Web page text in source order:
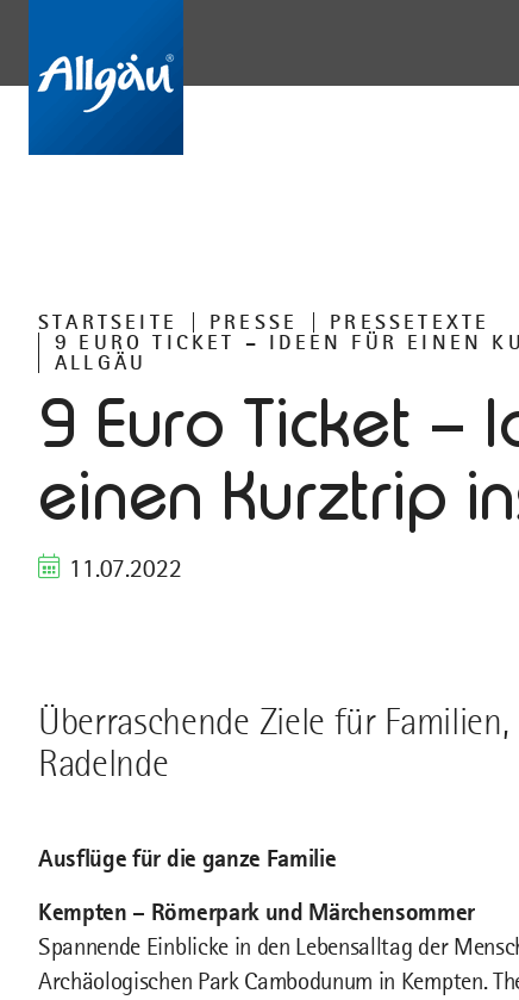
STARTSEITE PRESSE
PRESSETEXTE
9 EURO TICKET – IDEEN FÜR EINEN
ALLGÄU
9 Euro Ticket –
einen Kurztrip
11.07.2022
Überraschende Ziele für
Radelnde
Ausflüge für die ganze Familie
Kempten – Römerpark und Märchensommer
Spannende Einblicke in den Lebensalltag der
Archäologischen Park Cambodunum in Kempten.